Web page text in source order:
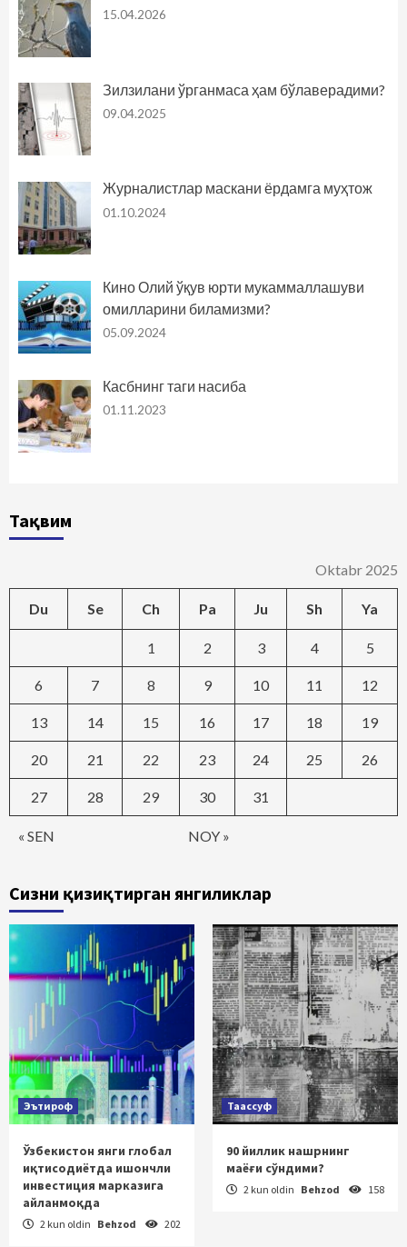
15.04.2026
Зилзилани ўрганмаса ҳам бўлаверадими?
09.04.2025
Журналистлар маскани ёрдамга муҳтож
01.10.2024
Кино Олий ўқув юрти мукаммаллашуви
омилларини биламизми?
05.09.2024
Касбнинг таги насиба
01.11.2023
Тақвим
Oktabr 2025
Du Se Ch Pa Ju Sh Ya
« SEN NOY »
1 2 3 4 5
6 7 8 9 10 11 12
13 14 15 16 17 18 19
20 21 22 23 24 25 26
27 28 29 30 31
Сизни қизиқтирган янгиликлар
Эътироф
Ўзбекистон янги глобал
иқтисодиётда ишончли
инвестиция марказига
айланмоқда
2 kun oldin Behzod 202
Таассуф
90 йиллик нашрнинг
маёғи сўндими?
2 kun oldin Behzod 158